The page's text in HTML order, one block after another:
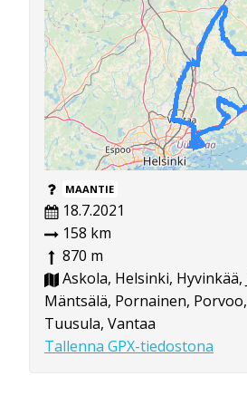
MAANTIE
18.7.2021
158 km
870 m
Askola, Helsinki, Hyvinkää,
Mäntsälä, Pornainen,
Tuusula, Vantaa
Tallenna GPX-tiedostona